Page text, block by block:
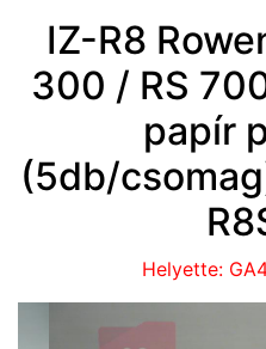
IZ-R8
300 / RS
papír
(5db/
Helyette: